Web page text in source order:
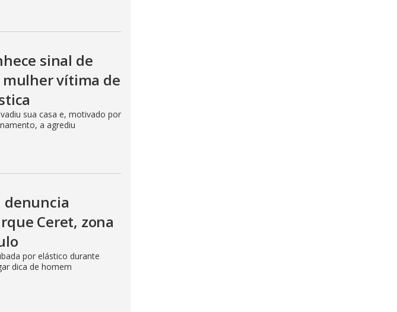
sinal de
mulher vítima de
sua casa e, motivado por
a agrediu
denuncia
Ceret, zona
por elástico durante
dica de homem